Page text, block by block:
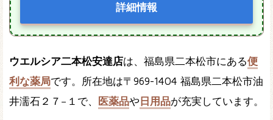
詳細情報
ウエルシア二本松安達店は、福島県二本松市にある便
利な薬局です。所在地は〒969-1404 福島県二本松市油
井濡石２７−１で、
医薬品や 日用品が充実しています。